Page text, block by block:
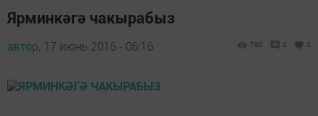
Ярминкәгә чакырабыз
автор, 17 июнь 2016 - 06:16 790 0 0